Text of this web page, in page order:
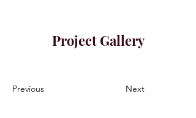
Project Gallery
Previous Next